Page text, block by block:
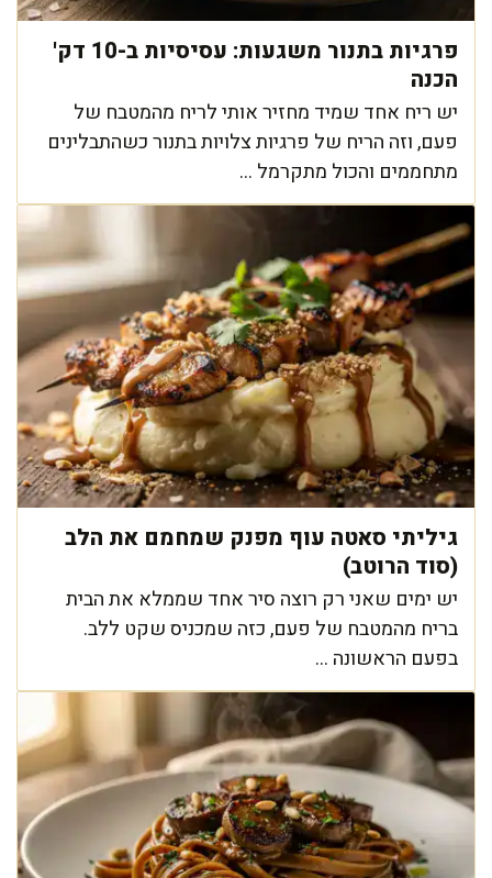
פרגיות בתנור משגעות: עסיסיות ב-10 דק'
הכנה
יש ריח אחד שמיד מחזיר אותי לריח מהמטבח של
פעם, וזה הריח של פרגיות צלויות בתנור כשהתבלינים
מתחממים והכול מתקרמל ...
גיליתי סאטה עוף מפנק שמחמם את הלב
(סוד הרוטב)
יש ימים שאני רק רוצה סיר אחד שממלא את הבית
בריח מהמטבח של פעם, כזה שמכניס שקט ללב.
בפעם הראשונה ...